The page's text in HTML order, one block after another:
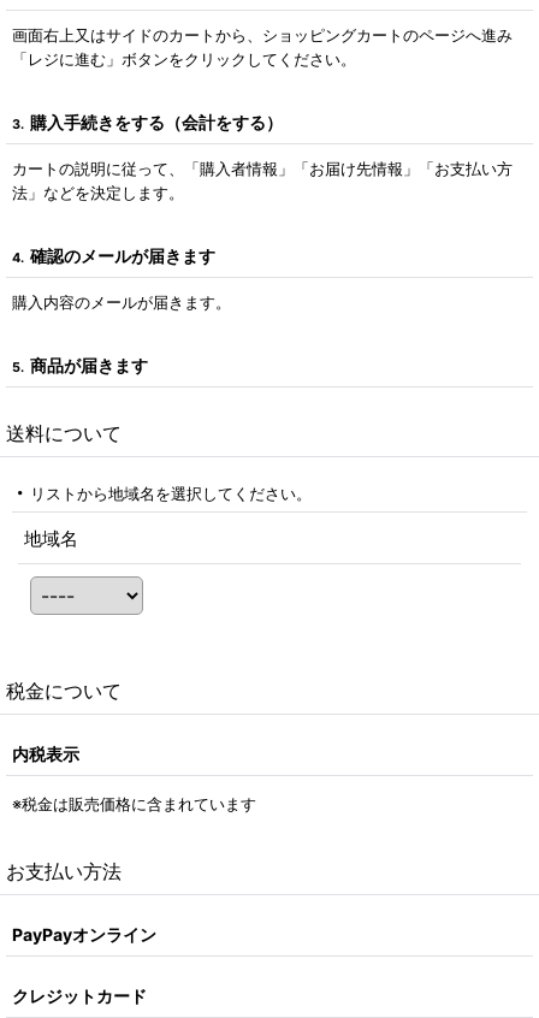
画面右上又はサイドのカートから、ショッピングカートのページへ進み
「レジに進む」ボタンをクリックしてください。
3. 購入手続きをする（会計をする）
カートの説明に従って、「購入者情報」「お届け先情報」「お支払い方
法」などを決定します。
4. 確認のメールが届きます
購入内容のメールが届きます。
5. 商品が届きます
送料について
リストから地域名を選択してください。
地域名
税金について
内税表示
※税金は販売価格に含まれています
お支払い方法
PayPayオンライン
クレジットカード